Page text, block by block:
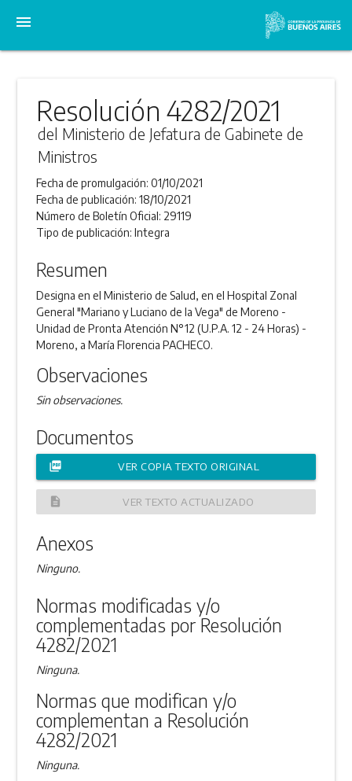
menu
Resolución 4282/2021
del Ministerio de Jefatura de Gabinete de
Ministros
Fecha de promulgación:01/10/2021
Fecha de publicación:18/10/2021
Número de Boletín Oficial: 29119
Tipo de publicación:Integra
Resumen
Designa en el Ministerio de Salud, en el Hospital Zonal
General "Mariano y Luciano de la Vega" de Moreno -
Unidad de Pronta Atención N°12 (U.P.A. 12 - 24 Horas) -
Moreno, a María Florencia PACHECO.
Observaciones
Sin observaciones.
Documentos
picture_as_pdf VER COPIA TEXTO ORIGINAL
description VER TEXTO ACTUALIZADO
Anexos
Ninguno.
Normas modificadas y/o
complementadas por Resolución
4282/2021
Ninguna.
Normas que modifican y/o
complementan a Resolución
4282/2021
Ninguna.